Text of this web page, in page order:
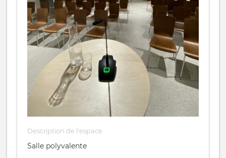
Description de l'espace
Salle polyvalente